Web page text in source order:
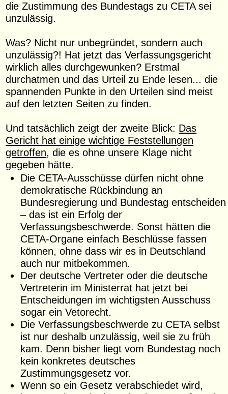
die Zustimmung des Bundestags zu CETA sei
unzulässig.
Was? Nicht nur unbegründet, sondern auch
unzulässig?! Hat jetzt das Verfassungsgericht
wirklich alles durchgewunken? Erstmal
durchatmen und das Urteil zu Ende lesen... die
spannenden Punkte in den Urteilen sind meist
auf den letzten Seiten zu finden.
Und tatsächlich zeigt der zweite Blick: Das
Gericht hat einige wichtige Feststellungen
getroffen, die es ohne unsere Klage nicht
gegeben hätte.
Die CETA-Ausschüsse dürfen nicht ohne
demokratische Rückbindung an
Bundesregierung und Bundestag entscheiden
– das ist ein Erfolg der
Verfassungsbeschwerde. Sonst hätten die
CETA-Organe einfach Beschlüsse fassen
können, ohne dass wir es in Deutschland
auch nur mitbekommen.
Der deutsche Vertreter oder die deutsche
Vertreterin im Ministerrat hat jetzt bei
Entscheidungen im wichtigsten Ausschuss
sogar ein Vetorecht.
Die Verfassungsbeschwerde zu CETA selbst
ist nur deshalb unzulässig, weil sie zu früh
kam. Denn bisher liegt vom Bundestag noch
kein konkretes deutsches
Zustimmungsgesetz vor.
Wenn so ein Gesetz verabschiedet wird,